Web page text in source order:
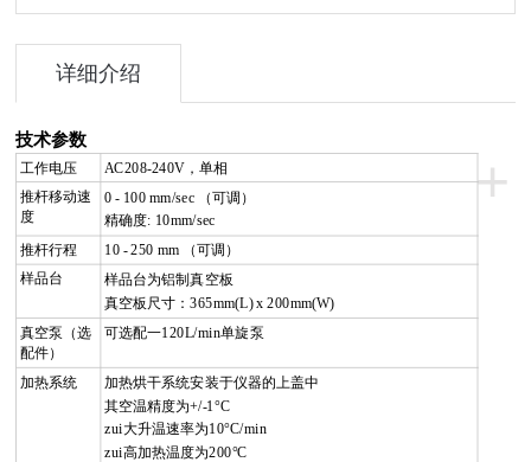
详细介绍
技术参数
+
工作电压 AC208-240V ，单相
推杆移动速
度
0 - 100 mm/sec
（可调）
精确度: 10mm/sec
推杆行程
10 - 250 mm
（可调）
样品台
样品台为铝制真空板
真空板尺寸：365mm(L) x 200mm(W)
真空泵（选
配件）
可选配一120L/min单旋泵
加热系统
加热烘干系统安装于仪器的上盖中
其空温精度为+/-1°C
zui大升温速率为10°C/min
zui高加热温度为200°C